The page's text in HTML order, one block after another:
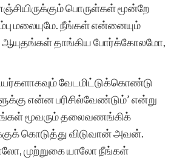
பொருள்கள் மூன்றே
மலையுமே. நீங்கள் என்னையும்
ஆயுதங்கள் தாங்கிய போர்க்கோலமோ,
வேடமிட்டுக்கொண்டு
என்ன பரிசில்வேண்டும்’ என்று
நீங்கள் மூவரும் தலைவணங்கிக்
கொடுத்து விடுவான் அவன்.
முற்றுகை யாலோ நீங்கள்